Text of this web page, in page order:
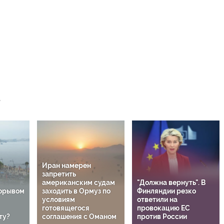
Иран намерен
запретить
американским судам
заходить в Ормуз по
условиям
готовящегося
соглашения с Оманом
"Должна вернуть". В
Финляндии резко
ответили на
провокацию ЕС
против России